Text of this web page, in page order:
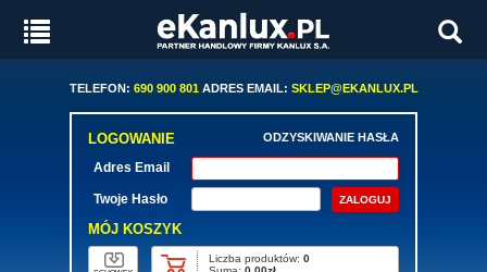
TELEFON: 690 900 801ADRES EMAIL: SKLEP@EKANLUX.PL
LOGOWANIE ODZYSKIWANIE HASŁA
Adres Email
Twoje Hasło
MÓJ KOSZYK
Liczba produktów: 0